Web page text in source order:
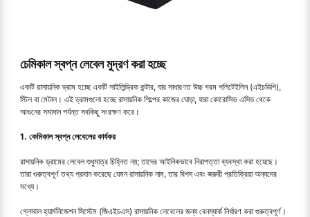
চেমিকাল স্বপ্ন লেবেল মুদ্রণ করা হচ্ছে
একটি রাসায়নিক ড্রাম হচ্ছে একটি সাইলিন্ড্রিক কন্টার, যার সাধারণত উচ্চ গরম পলিটেইলিন (এইচডিপি),
স্টিল বা মেটাল। এই ড্রামগুলো হচ্ছে রাসায়নিক শিল্পের কাজের ঘোড়া, যারা কোরোসিভ এসিড থেকে
আগুনের সমাধান পর্যন্ত সবকিছু সংরক্ষণ করে।
1. কেমিকাল স্বপ্ন লেবেলের কার্যকর
রাসায়নিক ড্রামের লেবেল শুধুমাত্র চিহ্নিত নয়; তাদের আইনিকভাবে নিরাপত্তা ব্যবস্থা করা হয়েছে।
তারা গুরুত্বপূর্ণ তথ্য প্রদান করেছে যেমন রাসায়নিক নাম, তার বিপদ এবং জরুরী প্রতিক্রিয়া অন্যদের
মধ্যে।
গ্লোবাল হ্যার্মনিজেশন সিস্টেম (জিএইচএস) রাসায়নিক লেবেলের জন্য বেনম্যার্ক নির্ধারণ করা গুরুত্বপূর্ণ।